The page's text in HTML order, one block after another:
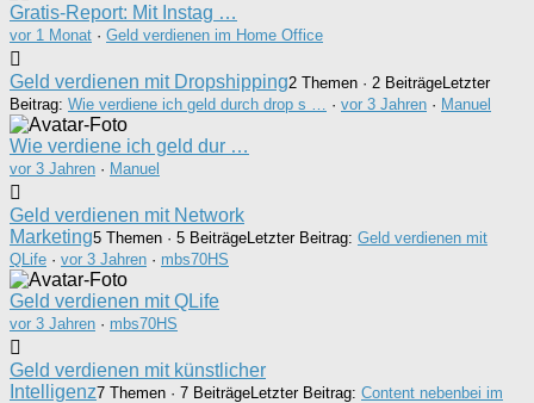
Gratis-Report: Mit Instag …
vor 1 Monat · Geld verdienen im Home Office
Geld verdienen mit Dropshipping2 Themen · 2 BeiträgeLetzter
Beitrag: Wie verdiene ich geld durch drop s … · vor 3 Jahren · Manuel
Wie verdiene ich geld dur …
vor 3 Jahren · Manuel
Geld verdienen mit Network
Marketing5 Themen · 5 BeiträgeLetzter Beitrag: Geld verdienen mit
QLife · vor 3 Jahren · mbs70HS
Geld verdienen mit QLife
vor 3 Jahren · mbs70HS
Geld verdienen mit künstlicher
Intelligenz7 Themen · 7 BeiträgeLetzter Beitrag: Content nebenbei im